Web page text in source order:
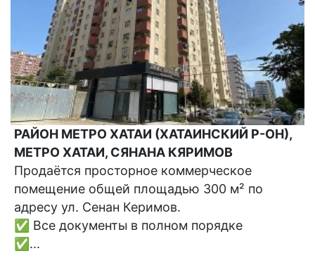
РАЙОН МЕТРО ХАТАИ (ХАТАИНСКИЙ Р-ОН),
МЕТРО ХАТАИ, СЯНАНА КЯРИМОВ
Продаётся просторное коммерческое
помещение общей площадью 300 м² по
адресу ул. Сенан Керимов.
✅ Все документы в полном порядке
✅...